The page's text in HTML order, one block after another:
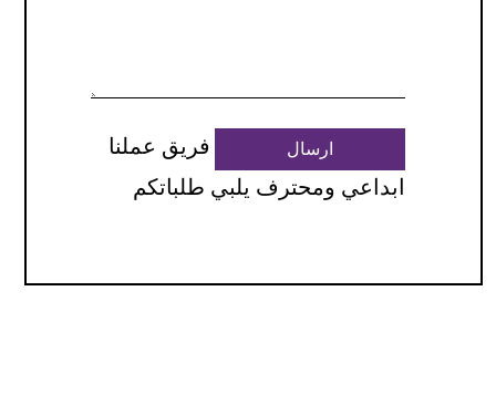
ارسال
فريق عملنا
ابداعي ومحترف يلبي طلباتكم